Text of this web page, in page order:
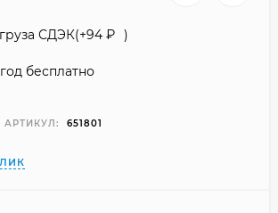
СДЭК(+94 )
бесплатно
АРТИКУЛ: 651801